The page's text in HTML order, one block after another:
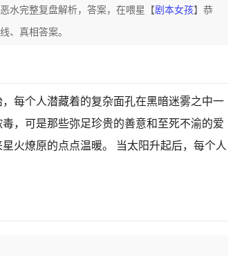
水完整复盘解析，答案，在喂星【剧本女孩】恭
、真相答案。
每个人潜藏着的复杂面孔在黑暗迷雾之中一
，可是那些弥足珍贵的善意和至死不渝的爱
火燎原的点点温暖。 当太阳升起后，每个人